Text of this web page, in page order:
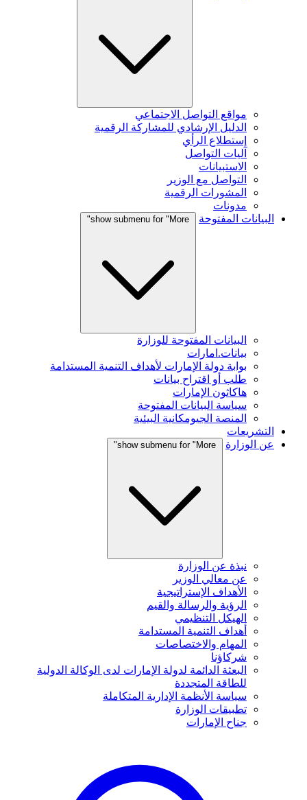
مواقع التواصل الاجتماعي
الدليل الإرشادي للمشاركة الرقمية
إستطلاع الرأي
آليات التواصل
الاستبيانات
التواصل مع الوزير
المشورات الرقمية
مدونات
البيانات المفتوحة
show submenu for "More"
البيانات المفتوحة للوزارة
بيانات.امارات
بوابة دولة الإمارات لأهداف التنمية المستدامة
طلب أو اقتراح بيانات
هاكاثون الإمارات
سياسة البيانات المفتوحة
المنصة الجيومكانية البيئية
التشريعات
عن الوزارة
show submenu for "More"
نبذة عن الوزارة
عن معالي الوزير
الأهداف الإستراتيجية
الرؤية والرسالة والقيم
الهيكل التنظيمي
أهداف التنمية المستدامة
المهام والاختصاصات
شركاؤنا
البعثة الدائمة لدولة الإمارات لدى الوكالة الدولية
للطاقة المتجددة
سياسة الأنظمة الإدارية المتكاملة
تطبيقات الوزارة
جناح الإمارات